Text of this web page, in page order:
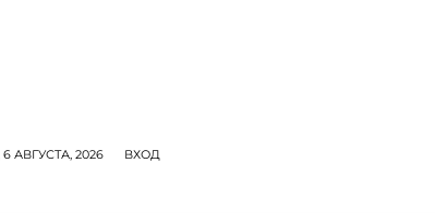
АВГУСТА, 2026 ВХОД